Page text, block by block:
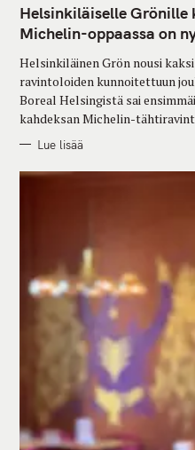
T
E
G
O
I
E
S
Helsinkiläiselle
Michelin-oppaassa on
Helsinkiläinen Grön nousi
ravintoloiden kunnoitettuun
Boreal Helsingistä sai
kahdeksan Michelin-
Lue lisää